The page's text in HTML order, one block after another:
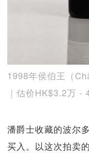
1998年侯伯王（
｜估价HK$3.2万 -
潘爵士收藏的波尔
买入。以这次拍卖